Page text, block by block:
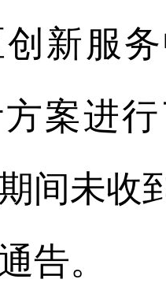
新服
案进
间未收
告。